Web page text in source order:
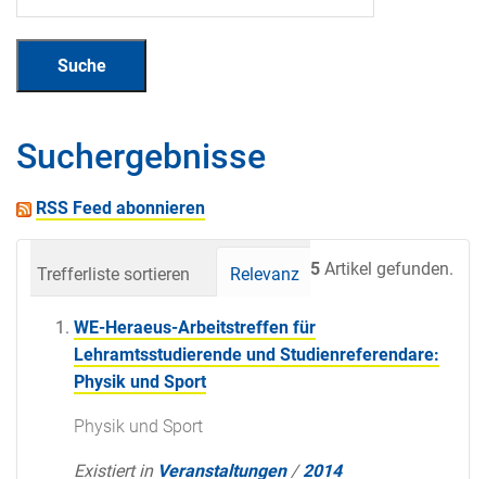
Suchergebnisse
RSS Feed abonnieren
5 Artikel gefunden.
Trefferliste sortieren Relevanz Datum
WE-Heraeus-Arbeitstreffen für
Lehramtsstudierende und Studienreferendare:
Physik und Sport
Physik und Sport
Existiert in Veranstaltungen /2014